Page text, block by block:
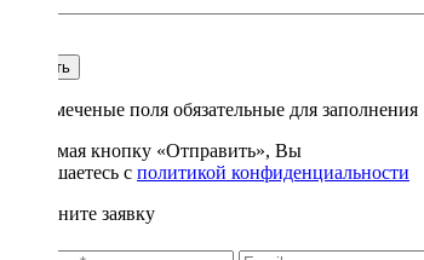
Купить
* - отмеченые поля обязательные для заполнения
Нажимая кнопку «Отправить», Вы
соглашаетесь с политикой конфиденциальности
Заполните заявку